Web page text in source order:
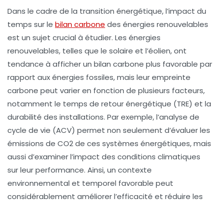
Dans le cadre de la transition énergétique, l’impact du
temps sur le bilan carbone des énergies renouvelables
est un sujet crucial à étudier. Les énergies
renouvelables, telles que le solaire et l’éolien, ont
tendance à afficher un bilan carbone plus favorable par
rapport auxénergies fossiles, mais leurempreinte
carbone peut varier en fonction de plusieurs facteurs,
notamment le temps de retour énergétique (TRE) et la
durabilité des installations. Par exemple, l’analyse de
cycle de vie (ACV) permet non seulement d’évaluer les
émissions de CO2de ces systèmes énergétiques, mais
aussi d’examiner l’impact des conditions climatiques
sur leur performance. Ainsi, un contexte
environnemental et temporel favorable peut
considérablement améliorer l’efficacité et réduire les